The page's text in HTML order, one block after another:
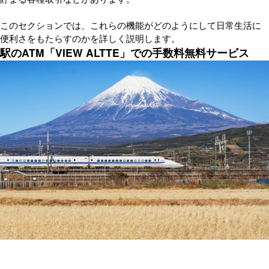
このセクションでは、これらの機能がどのようにして日常生活に
便利さをもたらすのかを詳しく説明します。
駅のATM「VIEW ALTTE」での手数料無料サービス